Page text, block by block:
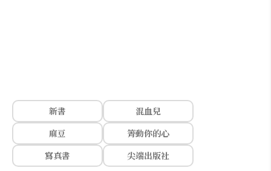
新書
混血兒
麻豆
箐動你的心
寫真書
尖端出版社